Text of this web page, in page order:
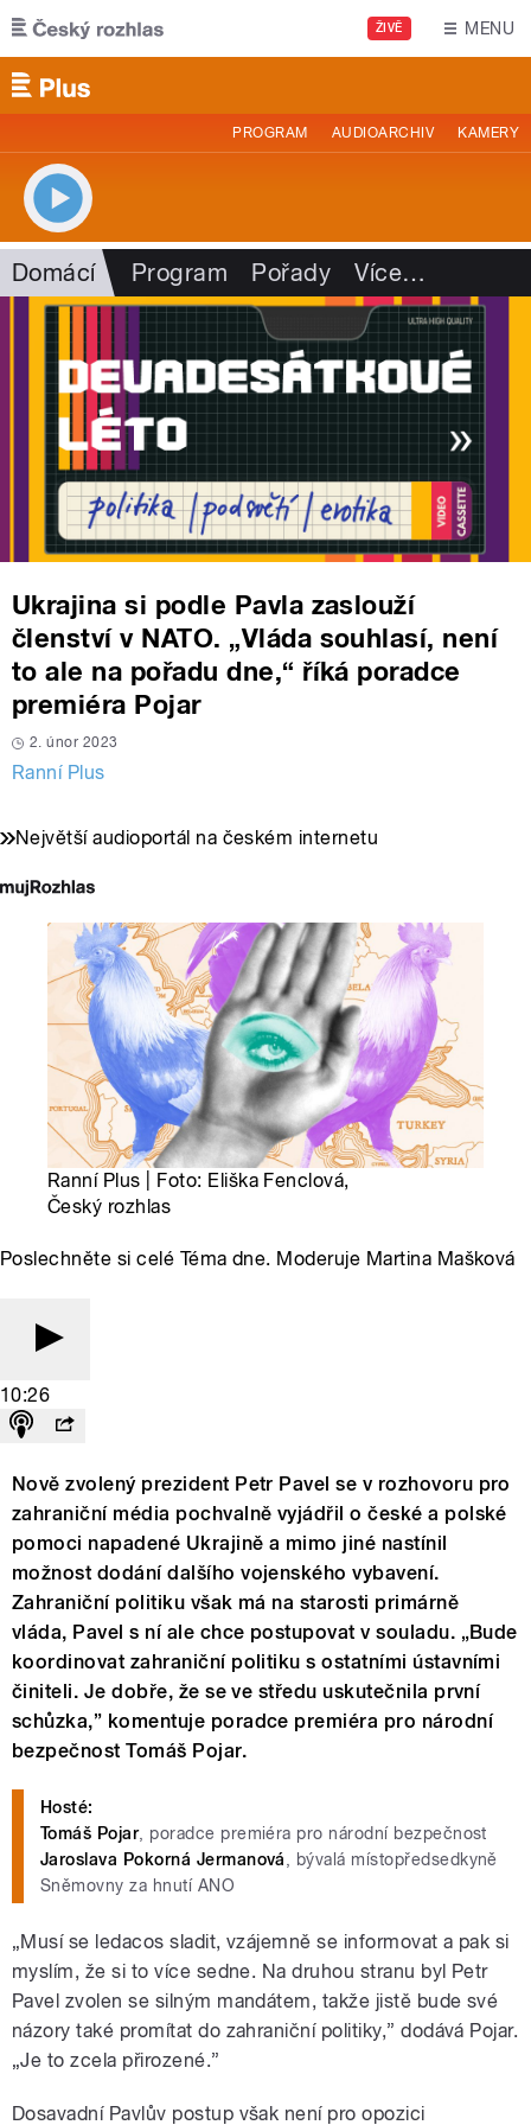
Přejít k hlavnímu obsahu
ŽIVĚ MENU
PROGRAM AUDIOARCHIV KAMERY
Domácí Program Pořady Více…
Ukrajina si podle Pavla zaslouží
členství v NATO. „Vláda souhlasí, není
to ale na pořadu dne,“ říká poradce
premiéra Pojar
2. únor 2023
Ranní Plus
Největší audioportál na českém internetu
Ranní Plus | Foto: Eliška Fenclová,
Český rozhlas
Poslechněte si celé Téma dne. Moderuje Martina Mašková
10:26
Nově zvolený prezident Petr Pavel se v rozhovoru pro
zahraniční média pochvalně vyjádřil o české a polské
pomoci napadené Ukrajině a mimo jiné nastínil
možnost dodání dalšího vojenského vybavení.
Zahraniční politiku však má na starosti primárně
vláda, Pavel s ní ale chce postupovat v souladu. „Bude
koordinovat zahraniční politiku s ostatními ústavními
činiteli. Je dobře, že se ve středu uskutečnila první
schůzka,” komentuje poradce premiéra pro národní
bezpečnost Tomáš Pojar.
Hosté:
Tomáš Pojar, poradce premiéra pro národní bezpečnost
Jaroslava Pokorná Jermanová, bývalá místopředsedkyně
Sněmovny za hnutí ANO
„Musí se ledacos sladit, vzájemně se informovat a pak si
myslím, že si to více sedne. Na druhou stranu byl Petr
Pavel zvolen se silným mandátem, takže jistě bude své
názory také promítat do zahraniční politiky,” dodává Pojar.
„Je to zcela přirozené.”
Dosavadní Pavlův postup však není pro opozici